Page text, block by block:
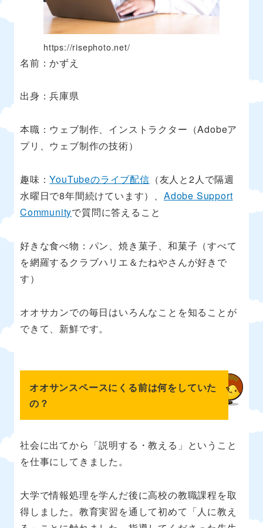
https://risephoto.net/
名前：かずえ
出身：兵庫県
本職：ウェブ制作、インストラクター（Adobeア
プリ、ウェブ制作の技術）
趣味：YouTubeのライブ配信 （友人と2人で隔週
水曜日で8年間続けています）、 Adobe Support
Communityで質問に答えること
好きな食べ物：パン、焼き菓子、和菓子（すべて
を網羅するクラブハリエ＆たねやさんが好きで
す）
オオサカンでの毎日はいろんなことを知ることが
できて、新鮮です。
オオサンスペースにくる前は何をしていた
の？
社会に出てから「説明する・教える」ということ
を仕事にしてきました。
大学で情報処理を学んだ後に高校の教職課程を取
得しました。教育実習を通して初めて「人に教え